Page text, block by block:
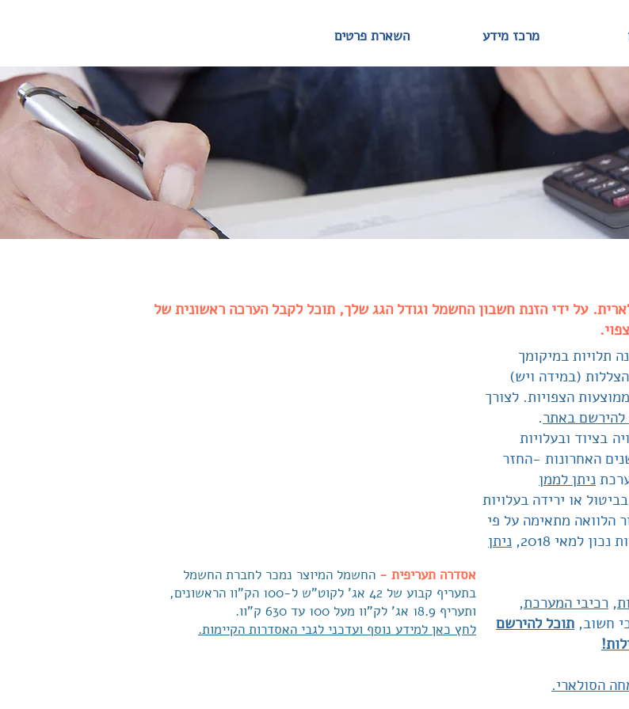
מרכז מידע השארת פרטים
על ידי הזנת חשבון החשמל וגודל הגג שלך, תוכל לקבל הערכה ראשונית של
תלויות במיקומך
(במידה ויש)
הצפויות. לצורך
להירשם באתר.
בציוד ובעלויות
האחרונות -החזר
ניתן לממן
או ירידה בעלויות
הלוואה מתאימה על פי
למאי 2018,
ניתן
, רכיבי המערכת,
חשוב, תוכל להירשם
הסולארי.
אסדרה תעריפית - החשמל המיוצר נמכר לחברת החשמל
בתעריף קבוע של 42 אג' לקוט"ש ל-100 הק"וו הראשונים,
ותעריף 18.9 אג' לק"וו מעל 100 עד 630 ק"וו.
לחץ כאן למידע נוסף ועדכני לגבי האסדרות הקיימות.